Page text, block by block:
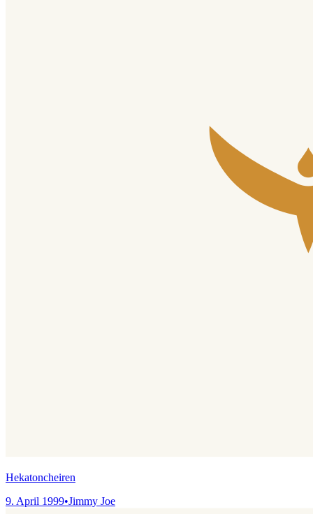
Hekatoncheiren
9. April 1999•Jimmy Joe